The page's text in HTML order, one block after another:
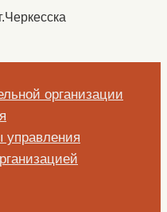
организации
управления